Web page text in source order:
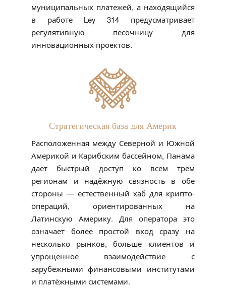
муниципальных платежей, а находящийся
в работе Ley 314 предусматривает
регулятивную песочницу для
инновационных проектов.
Стратегическая база для Америк
Расположенная между Северной и Южной
Америкой и Карибским бассейном, Панама
даёт быстрый доступ ко всем трём
регионам и надёжную связность в обе
стороны — естественный хаб для крипто-
операций, ориентированных на
Латинскую Америку. Для оператора это
означает более простой вход сразу на
несколько рынков, больше клиентов и
упрощённое взаимодействие с
зарубежными финансовыми институтами
и платёжными системами.